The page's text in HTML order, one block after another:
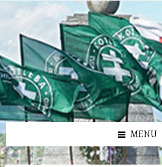
олимп казино
Preskočiť
Preskočiť
panel
Preskočiť
panel
Preskočiť
MENU